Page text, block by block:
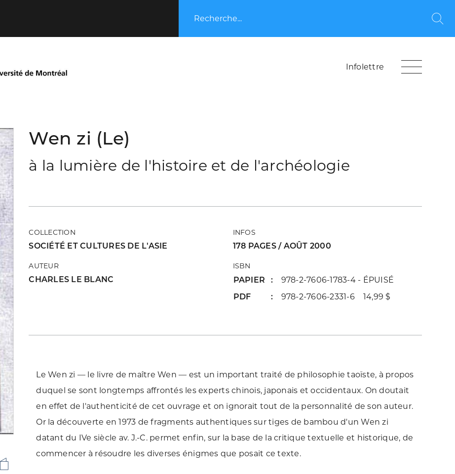
Recherche...
Infolettre
Wen zi (Le)
à la lumière de l'histoire et de l'archéologie
COLLECTION
SOCIÉTÉ ET CULTURES DE L'ASIE
AUTEUR
CHARLES LE BLANC
INFOS
178 PAGES / AOÛT 2000
ISBN
PAPIER
978-2-7606-1783-4 - ÉPUISÉ
PDF
978-2-7606-2331-6 14,99 $
Le Wen zi — le livre de maître Wen — est un important traité de philosophie taoïste, à propos
duquel se sont longtemps affrontés les experts chinois, japonais et occidentaux. On doutait
en effet de l'authenticité de cet ouvrage et on ignorait tout de la personnalité de son auteur.
Or la découverte en 1973 de fragments authentiques sur tiges de bambou d'un Wen zi
datant du IVe siècle av. J.-C. permet enfin, sur la base de la critique textuelle et historique, de
commencer à résoudre les diverses énigmes que posait ce texte.